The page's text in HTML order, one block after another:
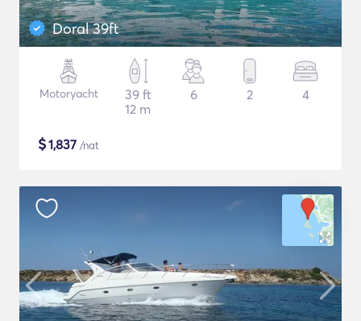
Doral 39ft
Motoryacht
39 ft
12 m
6 2 4
$1,837 /nat